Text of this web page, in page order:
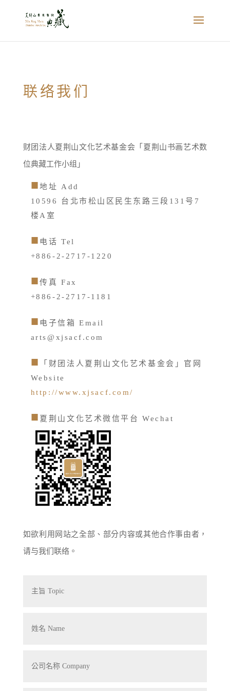
联络我们
财团法人夏荆山文化艺术基金会「夏荆山书画艺术数
位典藏工作小组」
地址 Add
10596 台北市松山区民生东路三段131号7
楼A室
电话 Tel
+886-2-2717-1220
传真 Fax
+886-2-2717-1181
电子信箱 Email
arts@xjsacf.com
「财团法人夏荆山文化艺术基金会」官网
Website
http://www.xjsacf.com/
夏荆山文化艺术微信平台 Wechat
如欲利用网站之全部、部分内容或其他合作事由者，
请与我们联络。